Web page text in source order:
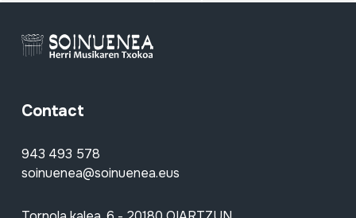
Contact
943 493 578
soinuenea@soinuenea.eus